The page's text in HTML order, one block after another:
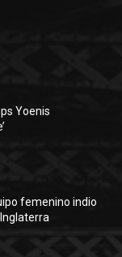
Yoenis
femenino indio